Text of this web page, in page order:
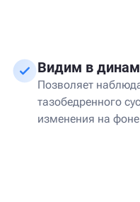
Видим в
Позволяет
тазобедренного
изменения на